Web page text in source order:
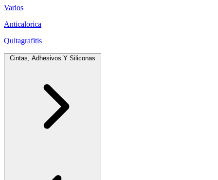
Varios
Anticalorica
Quitagrafitis
Cintas, Adhesivos Y Siliconas